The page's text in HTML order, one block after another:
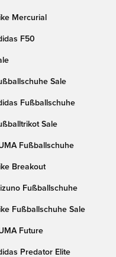
Mercurial
F50
Sale
Fußballschuhe
Sale
Fußballschuhe
Breakout
Fußballschuhe
Fußballschuhe Sale
Future
Predator Elite